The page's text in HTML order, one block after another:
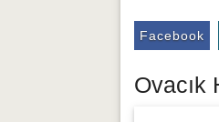
Facebook
Ovacık